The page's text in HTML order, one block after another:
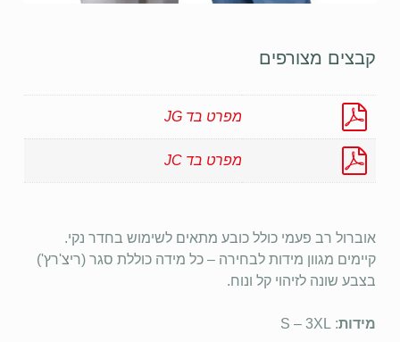
קבצים מצורפים
מפרט בד JG
מפרט בד JC
אוברול רב פעמי כולל כובע מתאים לשימוש בחדר נקי.
קיימים מגוון מידות לבחירה – כל מידה כוללת סגר (ריצ'רץ')
בצבע שונה לזיהוי קל ונוח.
מידות: S – 3XL